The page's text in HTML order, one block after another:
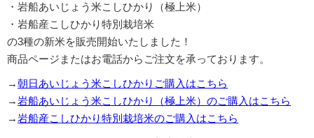
・岩船あいじょう米こしひかり（極上米）
・岩船産こしひかり特別栽培米
の3種の新米を販売開始いたしました！
商品ページまたはお電話からご注文を承っております。
→朝日あいじょう米こしひかりご購入はこちら
→岩船あいじょう米こしひかり（極上米）のご購入はこちら
→岩船産こしひかり特別栽培米のご購入はこちら